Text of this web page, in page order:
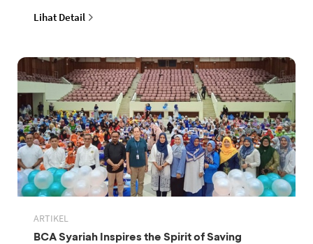
Lihat Detail
ARTIKEL
BCA Syariah Inspires the Spirit of Saving